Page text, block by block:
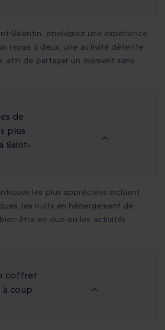
Valentin, privilégiez une expérience
repas à deux, une activité détente
afin de partager un moment sans
de
plus
Saint-
les plus appréciées incluent
les nuits en hébergement de
être en duo ou les activités
coffret
coup